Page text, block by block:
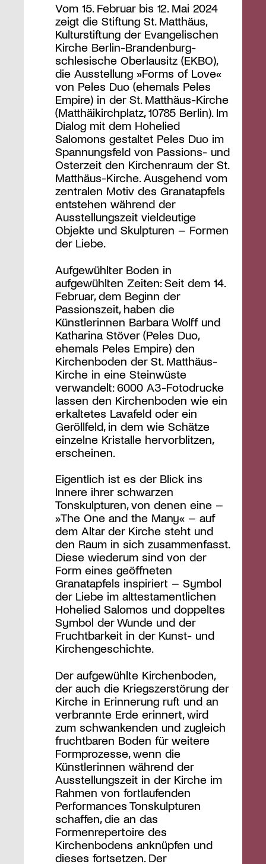
Vom 15. Februar bis 12. Mai 2024
zeigt die Stiftung St. Matthäus,
Kulturstiftung der Evangelischen
Kirche Berlin-Brandenburg-
schlesische Oberlausitz (EKBO),
die Ausstellung »Forms of Love«
von Peles Duo (ehemals Peles
Empire) in der St. Matthäus-Kirche
(Matthäikirchplatz, 10785 Berlin). Im
Dialog mit dem Hohelied
Salomons gestaltet Peles Duo im
Spannungsfeld von Passions- und
Osterzeit den Kirchenraum der St.
Matthäus-Kirche. Ausgehend vom
zentralen Motiv des Granatapfels
entstehen während der
Ausstellungszeit vieldeutige
Objekte und Skulpturen – Formen
der Liebe.
Aufgewühlter Boden in
aufgewühlten Zeiten: Seit dem 14.
Februar, dem Beginn der
Passionszeit, haben die
Künstlerinnen Barbara Wolff und
Katharina Stöver (Peles Duo,
ehemals Peles Empire) den
Kirchenboden der St. Matthäus-
Kirche in eine Steinwüste
verwandelt: 6000 A3-Fotodrucke
lassen den Kirchenboden wie ein
erkaltetes Lavafeld oder ein
Geröllfeld, in dem wie Schätze
einzelne Kristalle hervorblitzen,
erscheinen.
Eigentlich ist es der Blick ins
Innere ihrer schwarzen
Tonskulpturen, von denen eine –
»The One and the Many« – auf
dem Altar der Kirche steht und
den Raum in sich zusammenfasst.
Diese wiederum sind von der
Form eines geöffneten
Granatapfels inspiriert – Symbol
der Liebe im alttestamentlichen
Hohelied Salomos und doppeltes
Symbol der Wunde und der
Fruchtbarkeit in der Kunst- und
Kirchengeschichte.
Der aufgewühlte Kirchenboden,
der auch die Kriegszerstörung der
Kirche in Erinnerung ruft und an
verbrannte Erde erinnert, wird
zum schwankenden und zugleich
fruchtbaren Boden für weitere
Formprozesse, wenn die
Künstlerinnen während der
Ausstellungszeit in der Kirche im
Rahmen von fortlaufenden
Performances Tonskulpturen
schaffen, die an das
Formenrepertoire des
Kirchenbodens anknüpfen und
dieses fortsetzen. Der